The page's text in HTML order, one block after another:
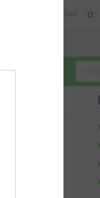
Files 0